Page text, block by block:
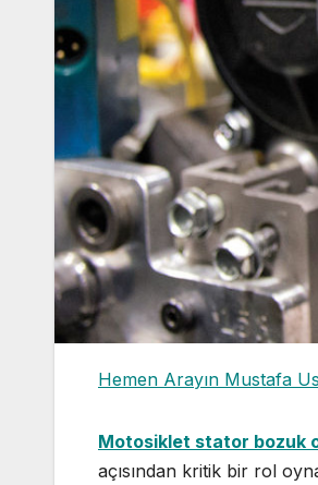
Hemen Arayın Mustafa
Motosiklet stator bozuk
açısından kritik bir rol